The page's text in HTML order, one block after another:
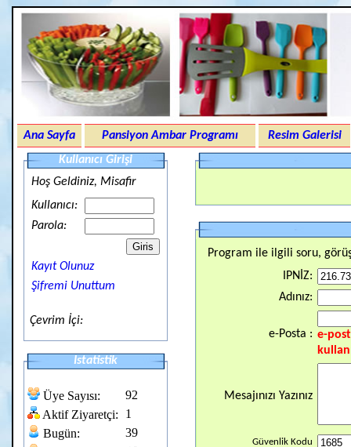
Ana Sayfa Pansiyon Ambar Programı
Resim Galerisi
Kullanıcı Girişi
Hoş Geldiniz, Misafir
Kullanıcı:
Parola:
Kayıt Olunuz
Şifremi Unuttum
Çevrim İçi:
Istatistik
Üye Sayısı:
92
Aktif Ziyaretçi:
1
Bugün:
39
Program ile ilgili soru,
IPNİZ:
Adınız:
e-Posta : e-
Mesajınızı Yazınız
Güvenlik Kodu